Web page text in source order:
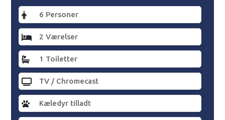
6 Personer
2 Værelser
1 Toiletter
TV / Chromecast
Kæledyr tilladt